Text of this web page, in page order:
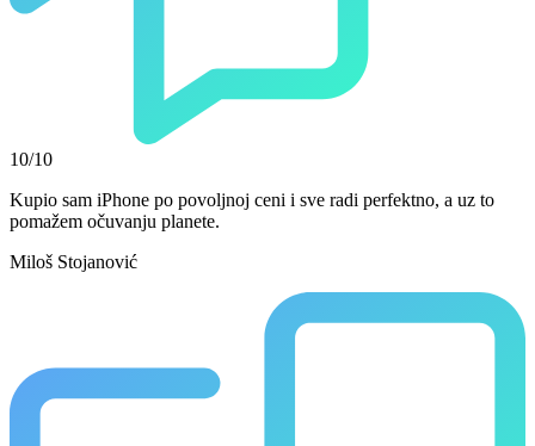
10/10
Kupio sam iPhone po povoljnoj ceni i sve radi perfektno, a uz to
pomažem očuvanju planete.
Miloš Stojanović